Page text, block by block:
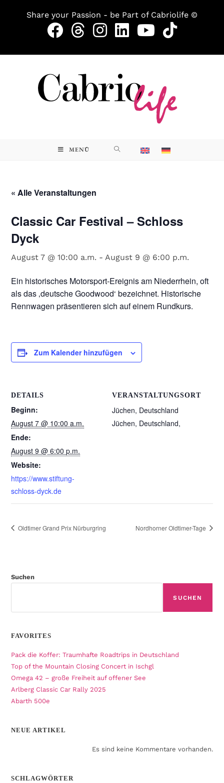
Share your Passion - be Part of Cabriolife ©
MENÜ
« Alle Veranstaltungen
Classic Car Festival – Schloss
Dyck
August 7 @ 10:00 a.m. -August 9 @ 6:00 p.m.
Ein historisches Motorsport-Ereignis am Niederrhein, oft
als das ‚deutsche Goodwood‘ bezeichnet. Historische
Rennwagen präsentieren sich auf einem Rundkurs.
Zum Kalender hinzufügen
DETAILS
Beginn:
August 7 @ 10:00 a.m.
Ende:
August 9 @ 6:00 p.m.
Website:
https://www.stiftung-
schloss-dyck.de
VERANSTALTUNGSORT
Jüchen, Deutschland
Jüchen, Deutschland,
Oldtimer Grand Prix Nürburgring Nordhorner Oldtimer-Tage
Suchen
SUCHEN
FAVORITES
Pack die Koffer: Traumhafte Roadtrips in Deutschland
Top of the Mountain Closing Concert in Ischgl
Omega 42 – große Freiheit auf offener See
Arlberg Classic Car Rally 2025
Abarth 500e
NEUE ARTIKEL
Es sind keine Kommentare vorhanden.
SCHLAGWÖRTER